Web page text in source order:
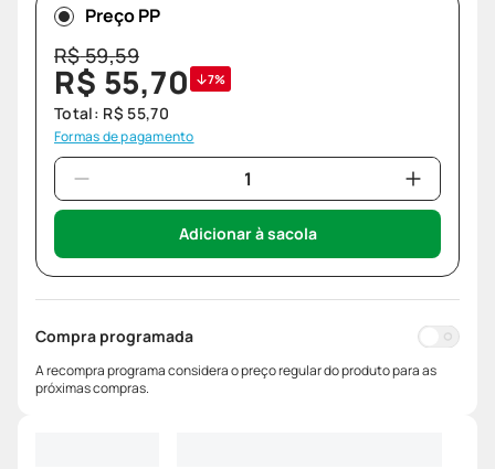
Preço PP
R$59,59
R$ 55,70 7%
Total: R$ 55,70
Formas de pagamento
Adicionar à sacola
Compra programada
A recompra programa considera o preço regular do produto para as
próximas compras.